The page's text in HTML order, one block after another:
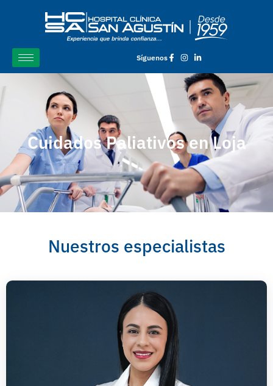
Síguenos
Cuidados Paliativos en Loja
Nuestros especialistas